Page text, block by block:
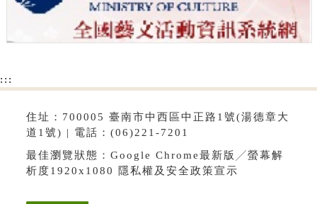
:::
住址：700005 臺南市中西區中正路1號(湯德章大
道1號) | 電話：(06)221-7201
最佳瀏覽狀態：Google Chrome最新版╱螢幕解
析度1920x1080 隱私權及安全政策宣示